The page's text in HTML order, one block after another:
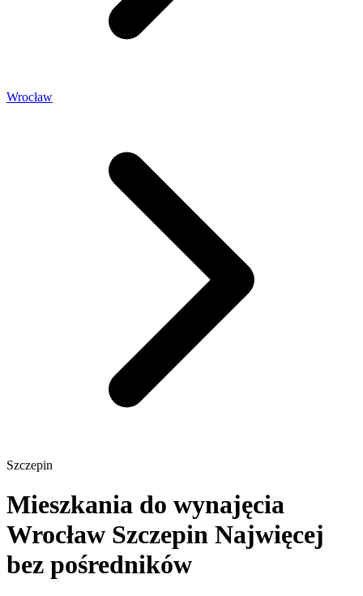
Wrocław
Szczepin
Mieszkania do wynajęcia
Wrocław Szczepin Najwięcej
bez pośredników